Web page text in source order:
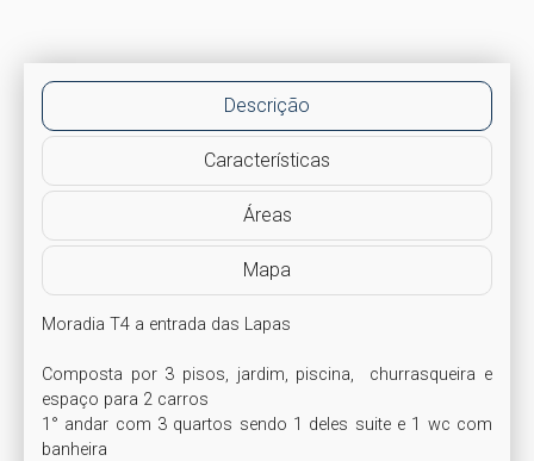
Descrição
Características
Áreas
Mapa
Moradia T4 a entrada das Lapas
Composta por 3 pisos, jardim, piscina,  churrasqueira e
espaço para 2 carros
1° andar com 3 quartos sendo 1 deles suite e 1 wc com
banheira